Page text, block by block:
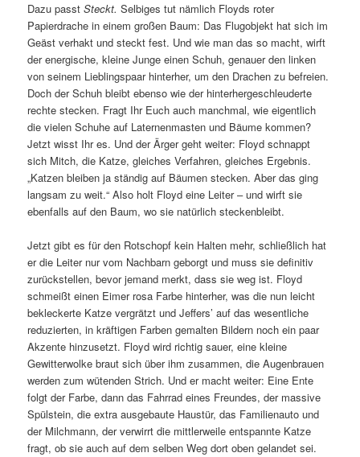
Dazu passtSteckt. Selbiges tut nämlich Floyds roter
Papierdrache in einem großen Baum: Das Flugobjekt hat sich im
Geäst verhakt und steckt fest. Und wie man das so macht, wirft
der energische, kleine Junge einen Schuh, genauer den linken
von seinem Lieblingspaar hinterher, um den Drachen zu befreien.
Doch der Schuh bleibt ebenso wie der hinterhergeschleuderte
rechte stecken. Fragt Ihr Euch auch manchmal, wie eigentlich
die vielen Schuhe auf Laternenmasten und Bäume kommen?
Jetzt wisst Ihr es. Und der Ärger geht weiter: Floyd schnappt
sich Mitch, die Katze, gleiches Verfahren, gleiches Ergebnis.
„Katzen bleiben ja ständig auf Bäumen stecken. Aber das ging
langsam zu weit.“ Also holt Floyd eine Leiter – und wirft sie
ebenfalls auf den Baum, wo sie natürlich steckenbleibt.
Jetzt gibt es für den Rotschopf kein Halten mehr, schließlich hat
er die Leiter nur vom Nachbarn geborgt und muss sie definitiv
zurückstellen, bevor jemand merkt, dass sie weg ist. Floyd
schmeißt einen Eimer rosa Farbe hinterher, was die nun leicht
bekleckerte Katze vergrätzt und Jeffers’ auf das wesentliche
reduzierten, in kräftigen Farben gemalten Bildern noch ein paar
Akzente hinzusetzt. Floyd wird richtig sauer, eine kleine
Gewitterwolke braut sich über ihm zusammen, die Augenbrauen
werden zum wütenden Strich. Und er macht weiter: Eine Ente
folgt der Farbe, dann das Fahrrad eines Freundes, der massive
Spülstein, die extra ausgebaute Haustür, das Familienauto und
der Milchmann, der verwirrt die mittlerweile entspannte Katze
fragt, ob sie auch auf dem selben Weg dort oben gelandet sei.